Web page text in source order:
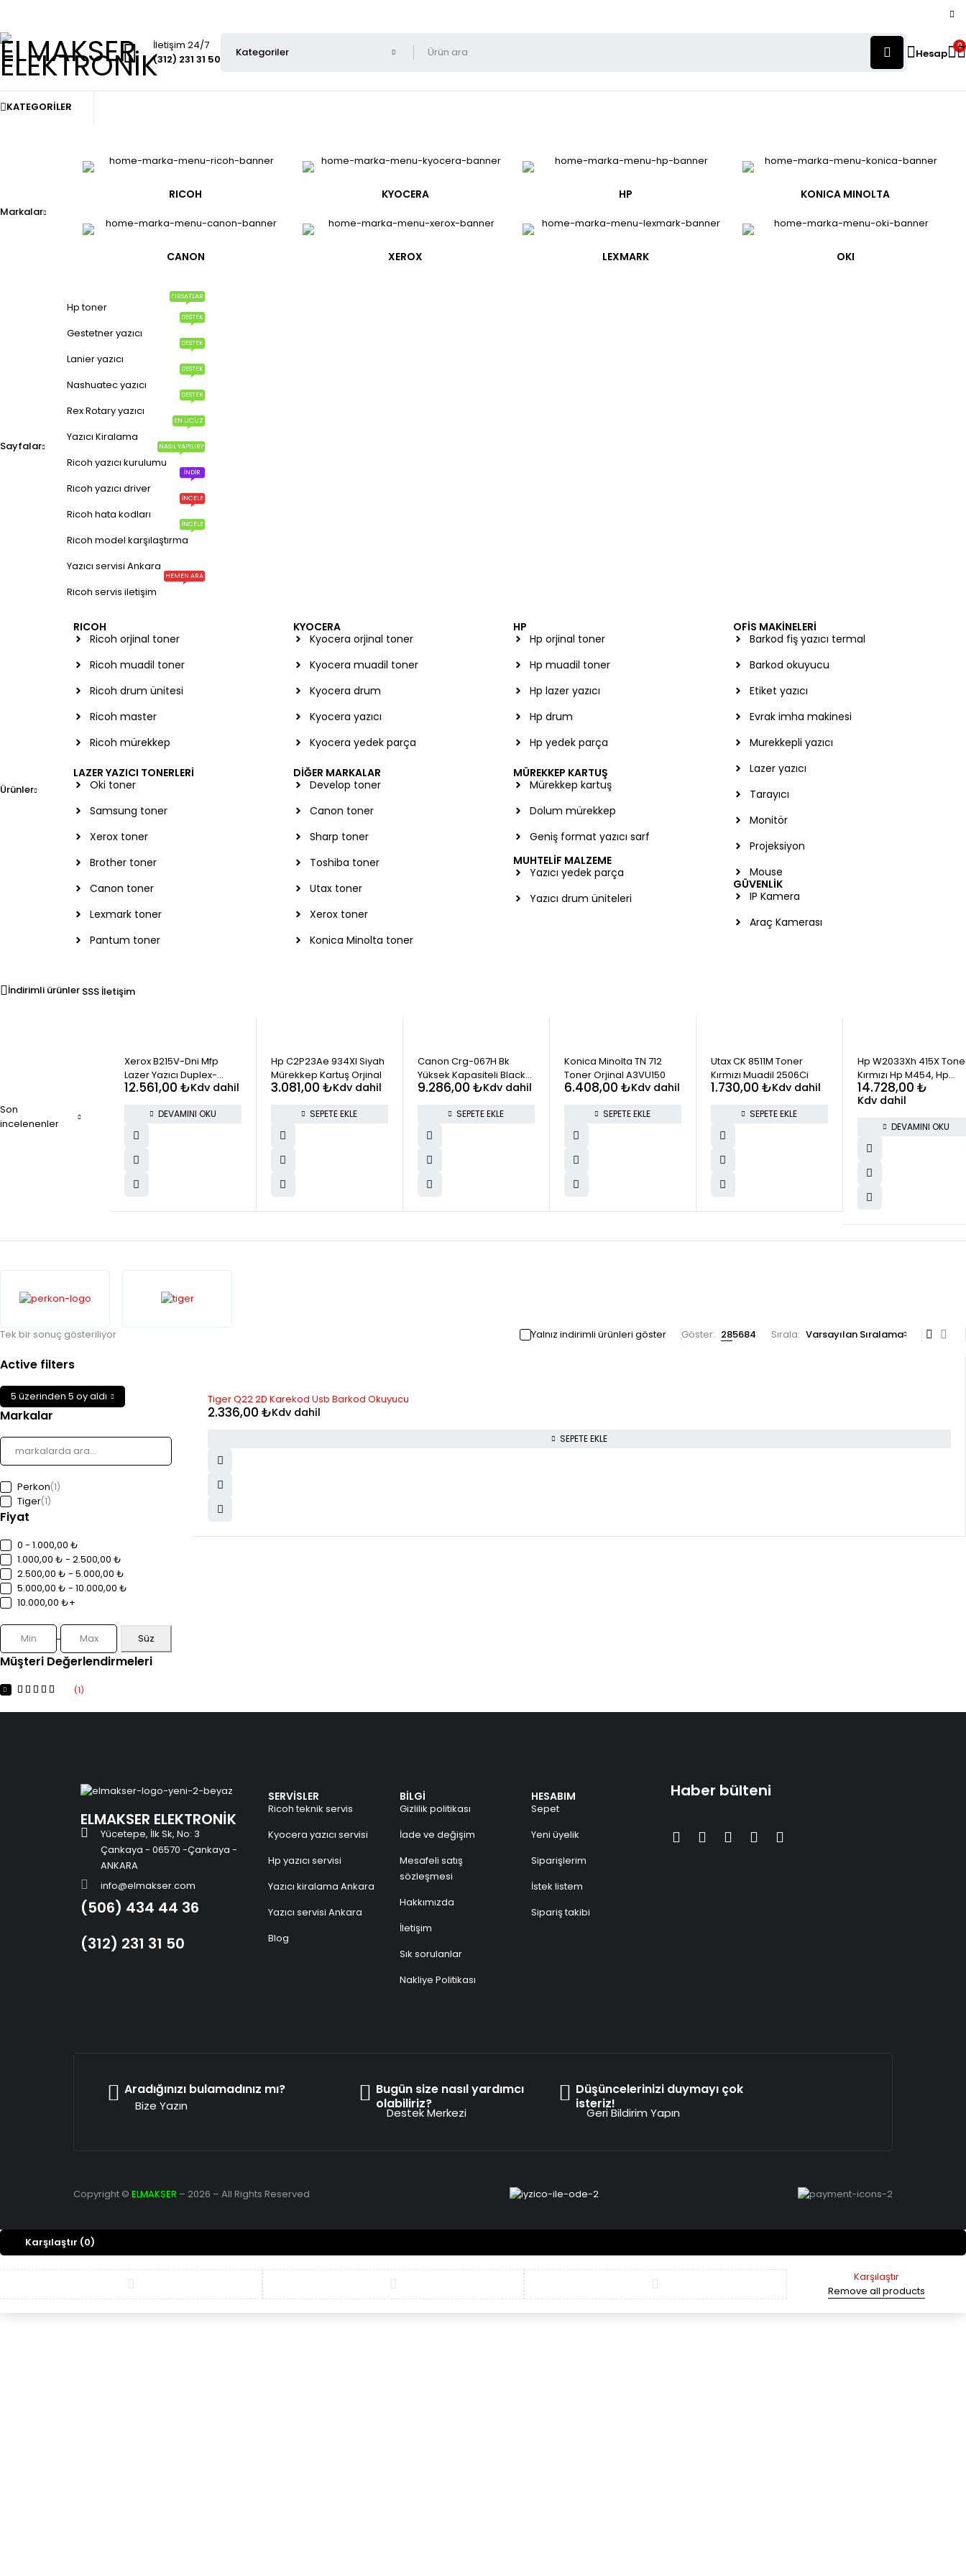
İletişim 24/7
(312) 231 31 50
Hesap
0
KATEGORILER
Markalar
RICOH
CANON
KYOCERA
XEROX
HP
LEXMARK
KONICA MINOLTA
OKI
Sayfalar
Hp toner
FIRSATLAR
Gestetner yazıcı
DESTEK
Lanier yazıcı
DESTEK
Nashuatec yazıcı
DESTEK
Rex Rotary yazıcı
DESTEK
Yazıcı Kiralama
EN UCUZ
Ricoh yazıcı kurulumu
NASIL YAPILIR?
Ricoh yazıcı driver
İNDIR
Ricoh hata kodları
İNCELE
Ricoh model karşılaştırma
İNCELE
Yazıcı servisi Ankara
Ricoh servis iletişim
HEMEN ARA
Ürünler
RICOH
Ricoh orjinal toner
Ricoh muadil toner
Ricoh drum ünitesi
Ricoh master
Ricoh mürekkep
LAZER YAZICI TONERLERİ
Oki toner
Samsung toner
Xerox toner
Brother toner
Canon toner
Lexmark toner
Pantum toner
KYOCERA
Kyocera orjinal toner
Kyocera muadil toner
Kyocera drum
Kyocera yazıcı
Kyocera yedek parça
DİĞER MARKALAR
Develop toner
Canon toner
Sharp toner
Toshiba toner
Utax toner
Xerox toner
Konica Minolta toner
HP
Hp orjinal toner
Hp muadil toner
Hp lazer yazıcı
Hp drum
Hp yedek parça
MÜREKKEP KARTUŞ
Mürekkep kartuş
Dolum mürekkep
Geniş format yazıcı sarf
MUHTELİF MALZEME
Yazıcı yedek parça
Yazıcı drum üniteleri
OFİS MAKİNELERİ
Barkod fiş yazıcı termal
Barkod okuyucu
Etiket yazıcı
Evrak imha makinesi
Murekkepli yazıcı
Lazer yazıcı
Tarayıcı
Monitör
Projeksiyon
Mouse
GÜVENLİK
IP Kamera
Araç Kamerası
İndirimli ürünler SSS İletişim
Son
incelenenler
STOK YOK
Xerox B215V-Dni Mfp
Lazer Yazıcı Duplex-
Network
12.561,00 ₺Kdv dahil
DEVAMINI OKU
Hp C2P23Ae 934Xl Siyah
Mürekkep Kartuş Orjinal
3.081,00 ₺Kdv dahil
SEPETE EKLE
Canon Crg-067H Bk
Yüksek Kapasiteli Black
Siyah Toner
9.286,00 ₺Kdv dahil
SEPETE EKLE
Konica Minolta TN 712
Toner Orjinal A3VU150
6.408,00 ₺Kdv dahil
SEPETE EKLE
Utax CK 8511M Toner
Kırmızı Muadil 2506Ci
1.730,00 ₺Kdv dahil
SEPETE EKLE
STOK YOK
Hp W2033Xh 415X
Kırmızı Hp M454, Hp
M479 Orjinal
14.728,00 ₺
Kdv dahil
DEVAMINI OKU
Active filters
5 üzerinden 5 oy aldı
Markalar
Perkon(1)
Tiger(1)
Fiyat
0 - 1.000,00 ₺
1.000,00 ₺ - 2.500,00 ₺
2.500,00 ₺ - 5.000,00 ₺
5.000,00 ₺ - 10.000,00 ₺
10.000,00 ₺+
Süz
Müşteri Değerlendirmeleri
(1)
Tek bir sonuç gösteriliyor Yalnız indirimli ürünleri göster Göster: 285684 Sırala Varsayılan Sıralama
Tiger Q22 2D Karekod Usb Barkod Okuyucu
2.336,00 ₺Kdv dahil
SEPETE EKLE
ELMAKSER ELEKTRONİK
Yücetepe, İlk Sk, No: 3
Çankaya - 06570 -Çankaya -
ANKARA
info@elmakser.com
(506) 434 44 36
(312) 231 31 50
SERVİSLER
Ricoh teknik servis
Kyocera yazıcı servisi
Hp yazıcı servisi
Yazıcı kiralama Ankara
Yazıcı servisi Ankara
Blog
BİLGİ
Gizlilik politikası
İade ve değişim
Mesafeli satış
sözleşmesi
Hakkımızda
İletişim
Sık sorulanlar
Nakliye Politikası
HESABIM
Sepet
Yeni üyelik
Siparişlerim
İstek listem
Sipariş takibi
Haber bülteni
Aradığınızı bulamadınız mı?
Bize Yazın
Bugün size nasıl yardımcı
olabiliriz?
Destek Merkezi
Düşüncelerinizi duymayı çok
isteriz!
Geri Bildirim Yapın
Copyright © ELMAKSER – 2026 – All Rights Reserved
Karşılaştır (0)
Karşılaştır
Remove all products